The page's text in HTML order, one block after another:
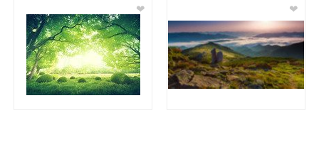
❤ ❤